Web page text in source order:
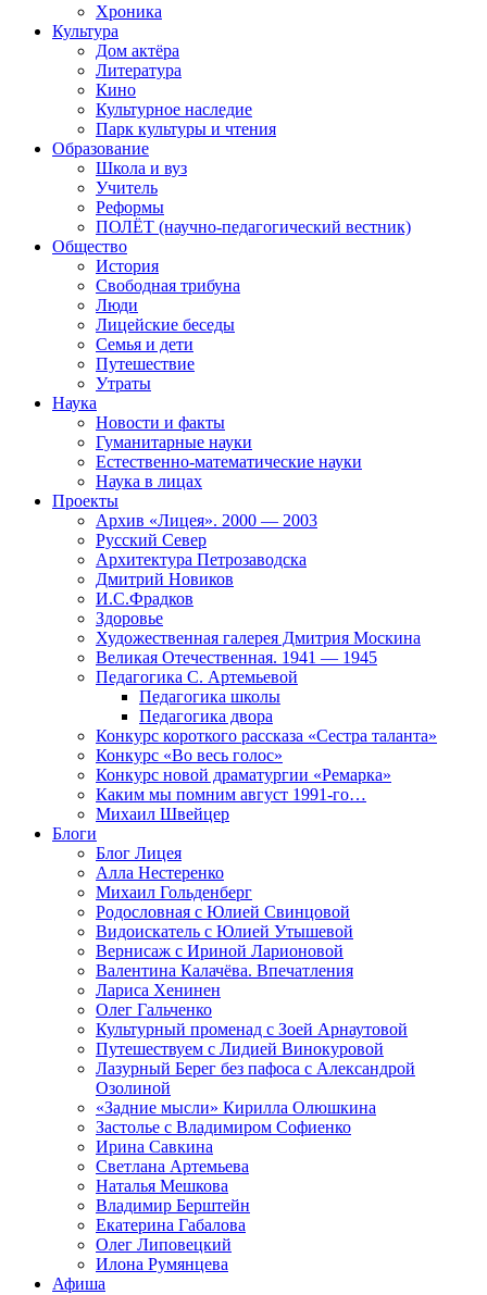
Хроника
Культура
Дом актёра
Литература
Кино
Культурное наследие
Парк культуры и чтения
Образование
Школа и вуз
Учитель
Реформы
ПОЛЁТ (научно-педагогический вестник)
Общество
История
Свободная трибуна
Люди
Лицейские беседы
Семья и дети
Путешествие
Утраты
Наука
Новости и факты
Гуманитарные науки
Естественно-математические науки
Наука в лицах
Проекты
Архив «Лицея». 2000 — 2003
Русский Север
Архитектура Петрозаводска
Дмитрий Новиков
И.С.Фрадков
Здоровье
Художественная галерея Дмитрия Москина
Великая Отечественная. 1941 — 1945
Педагогика С. Артемьевой
Педагогика школы
Педагогика двора
Конкурс короткого рассказа «Сестра таланта»
Конкурс «Во весь голос»
Конкурс новой драматургии «Ремарка»
Каким мы помним август 1991-го…
Михаил Швейцер
Блоги
Блог Лицея
Алла Нестеренко
Михаил Гольденберг
Родословная с Юлией Свинцовой
Видоискатель с Юлией Утышевой
Вернисаж с Ириной Ларионовой
Валентина Калачёва. Впечатления
Лариса Хенинен
Олег Гальченко
Культурный променад с Зоей Арнаутовой
Путешествуем с Лидией Винокуровой
Лазурный Берег без пафоса с Александрой
Озолиной
«Задние мысли» Кирилла Олюшкина
Застолье с Владимиром Софиенко
Ирина Савкина
Светлана Артемьева
Наталья Мешкова
Владимир Берштейн
Екатерина Габалова
Олег Липовецкий
Илона Румянцева
Афиша